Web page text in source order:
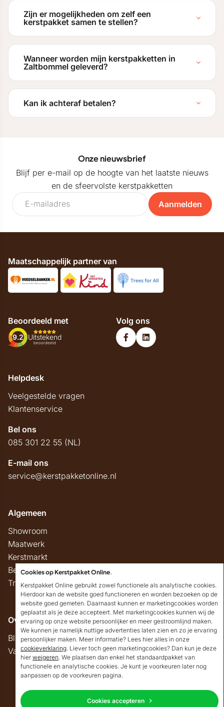
Zijn er mogelijkheden om zelf een
kerstpakket samen te stellen?
Wanneer worden mijn kerstpakketten in
Zaltbommel geleverd?
Kan ik achteraf betalen?
Onze nieuwsbrief
Blijf per e-mail op de hoogte van het laatste nieuws
en de sfeervolste kerstpakketten
Aanmelden
Maatschappelijk partner van
Beoordeeld met
9.2 Uitstekend
beoordeeld
Volg ons
Helpdesk
Veelgestelde vragen
Klantenservice
Bel ons
085 301 22 55 (NL)
E-mail ons
service@kerstpakketonline.nl
Algemeen
Showroom
Maatwerk
Kerstmarkt
Belastingregels
Track & Trace
Overig
Blog
Vacatures
Copyright © 2026 Kerstpakket Online
Goedendag!
Mocht ik je ergens mee
kunnen helpen, dan
verneem ik dat graag.
Cookies op Kerstpakket Online.
Kerstpakket Online gebruikt zowel functionele als analytische cookies.
Hierdoor kan de website goed functioneren en worden bezoeken op de
website goed gemeten. Daarnaast kunnen er marketingcookies worden
geplaatst als je deze accepteert. Met marketingcookies kunnen wij de
ervaring op onze website persoonlijker en meer gestroomlijnd maken.
We kunnen je namelijk nuttige advertenties laten zien en zo je ervaring
persoonlijker maken. Meer informatie? Lees hier alles in onze
cookieverklaring. Liever toch geen marketingcookies? Dan kun je deze
hier weigeren. We plaatsen dan enkel het standaardpakket van
functionele en analytische cookies. Je kunt je voorkeuren later nog
aanpassen op de voorkeuren pagina.
Cookies accepteren